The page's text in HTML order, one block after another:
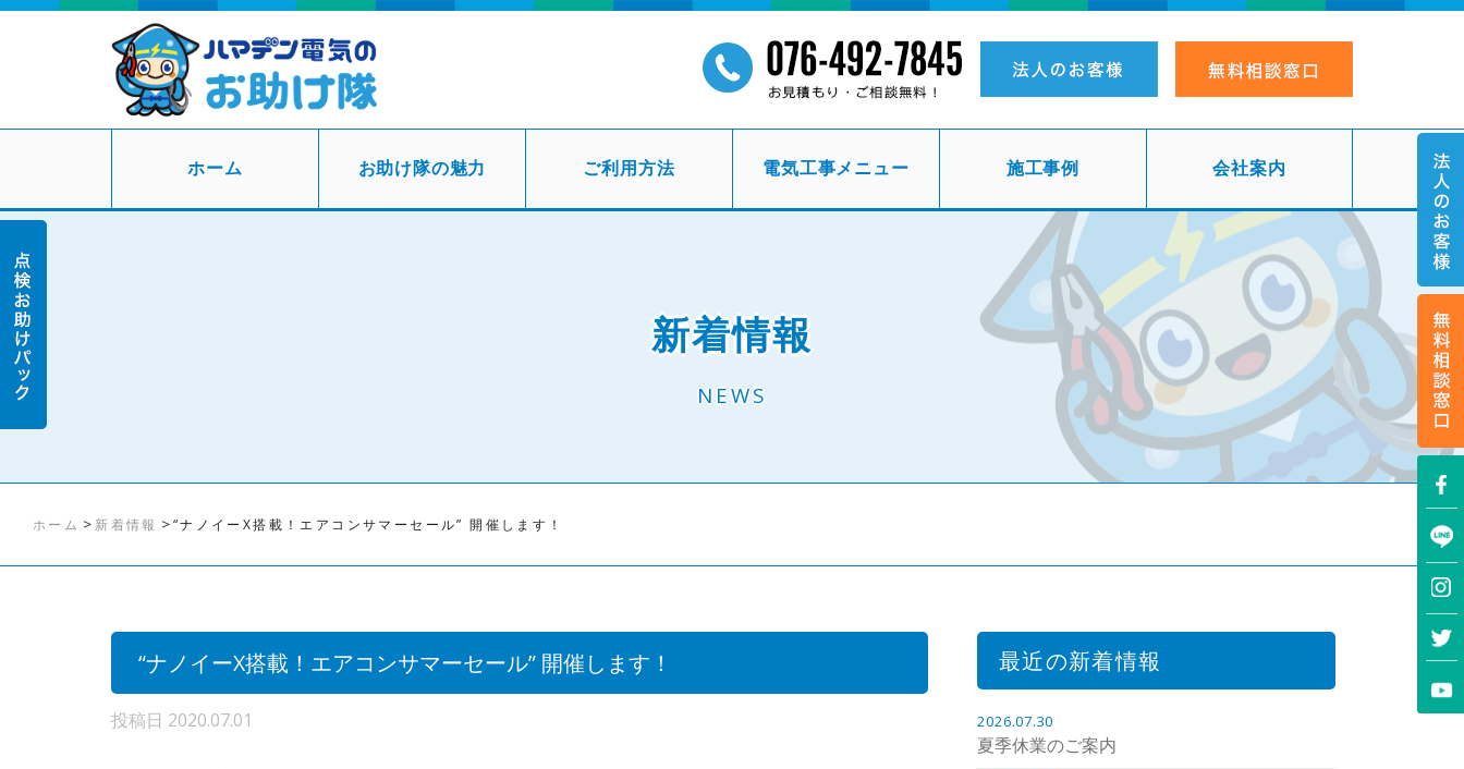
ホーム お助け隊の魅力 ご利用方法 電気工事メニュー 施工事例 会社案内
新着情報
NEWS
ホーム > 新着情報 >“ナノイーX搭載！エアコンサマーセール” 開催します！
“ナノイーX搭載！エアコンサマーセール” 開催します！
投稿日 2020.07.01
最近の新着情報
2026.07.30
夏季休業のご案内